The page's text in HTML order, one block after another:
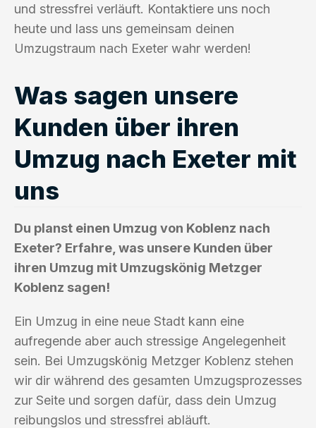
und stressfrei verläuft. Kontaktiere uns noch
heute und lass uns gemeinsam deinen
Umzugstraum nach Exeter wahr werden!
Was sagen unsere
Kunden über ihren
Umzug nach Exeter mit
uns
Du planst einen Umzug von Koblenz nach
Exeter? Erfahre, was unsere Kunden über
ihren Umzug mit Umzugskönig Metzger
Koblenz sagen!
Ein Umzug in eine neue Stadt kann eine
aufregende aber auch stressige Angelegenheit
sein. Bei Umzugskönig Metzger Koblenz stehen
wir dir während des gesamten Umzugsprozesses
zur Seite und sorgen dafür, dass dein Umzug
reibungslos und stressfrei abläuft.